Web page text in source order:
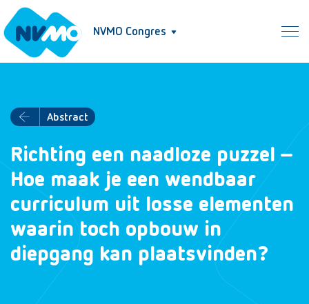
NVMO Congres
Abstract
Richting een naadloze puzzel –
Hoe maak je een wendbaar
curriculum uit losse elementen
waarin toch opbouw in
diepgang kan plaatsvinden?